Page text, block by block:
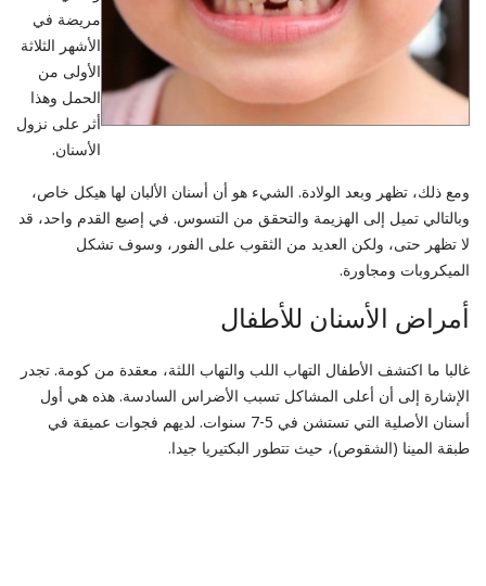
مريضة في
الأشهر الثلاثة
الأولى من
الحمل وهذا
أثر على نزول
الأسنان.
ومع ذلك، تظهر وبعد الولادة. الشيء هو أن أسنان الألبان لها هيكل خاص،
وبالتالي تميل إلى الهزيمة والتحقق من التسوس. في إصبع القدم واحد، قد
لا تظهر حتى، ولكن العديد من الثقوب على الفور، وسوف تشكل
الميكروبات ومجاورة.
أمراض الأسنان للأطفال
غالبا ما اكتشف الأطفال التهاب اللب والتهاب اللثة، معقدة من كومة. تجدر
الإشارة إلى أن أعلى المشاكل تسبب الأضراس السادسة. هذه هي أول
أسنان الأصلية التي تستشن في 5-7 سنوات. لديهم فجوات عميقة في
طبقة المينا (الشقوص)، حيث تتطور البكتيريا جيدا.